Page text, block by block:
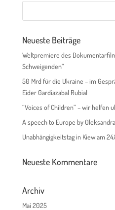
Neueste Beiträge
Weltpremiere des
Schweigenden“
50 Mrd für die Ukraine – im
Eider Gardiazabal Rubial
“Voices of Children” – wir helfen
A speech to Europe by
Unabhängigkeitstag in Kiew am
Neueste Kommentare
Archiv
Mai 2025